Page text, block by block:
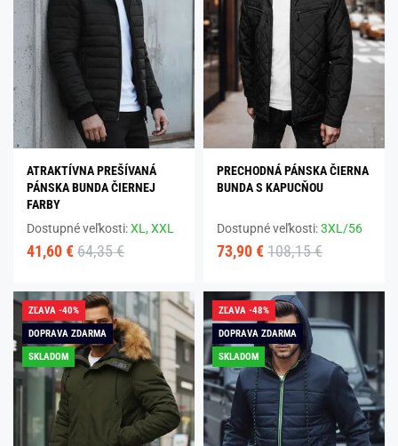
ATRAKTÍVNA PREŠÍVANÁ
PÁNSKA BUNDA ČIERNEJ
FARBY
Dostupné veľkosti:XL,XXL
41,60 € 64,35 €
PRECHODNÁ PÁNSKA ČIERNA
BUNDA S KAPUCŇOU
Dostupné veľkosti:3XL/56
73,90 € 108,15 €
ZĽAVA -40%
DOPRAVA ZDARMA
SKLADOM
ZĽAVA -48%
DOPRAVA ZDARMA
SKLADOM